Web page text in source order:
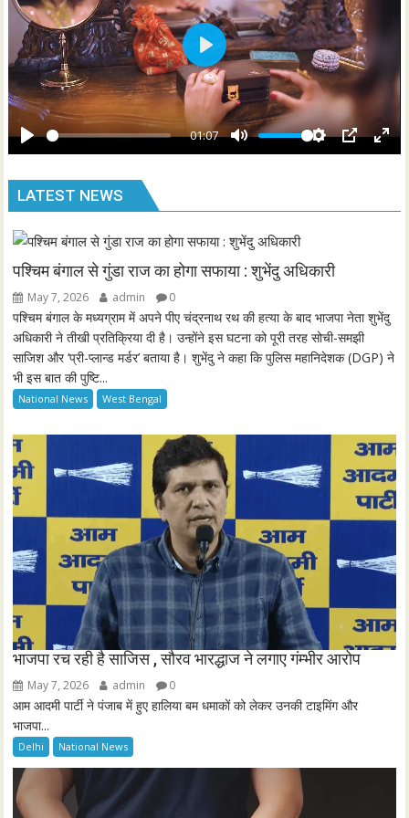
e
e
P
l
a
01:07
M
S
n
s
P
E
l
s
e
n
P
l
a
y
LATEST NEWS
पश्चिम बंगाल से गुंडा राज का होगा सफाया : शुभेंदु अधिकारी
May 7, 2026 admin 0
पश्चिम बंगाल के मध्यग्राम में अपने पीए चंद्रनाथ रथ की हत्या के बाद भाजपा नेता शुभेंदु
अधिकारी ने तीखी प्रतिक्रिया दी है। उन्होंने इस घटना को पूरी तरह सोची-समझी
साजिश और ‘प्री-प्लान्ड मर्डर’ बताया है। शुभेंदु ने कहा कि पुलिस महानिदेशक (DGP) ने
भी इस बात की पुष्टि...
National News West Bengal
भाजपा रच रही है साजिस , सौरव भारद्धाज ने लगाए गंम्भीर आरोप
May 7, 2026 admin 0
आम आदमी पार्टी ने पंजाब में हुए हालिया बम धमाकों को लेकर उनकी टाइमिंग और
भाजपा...
Delhi National News